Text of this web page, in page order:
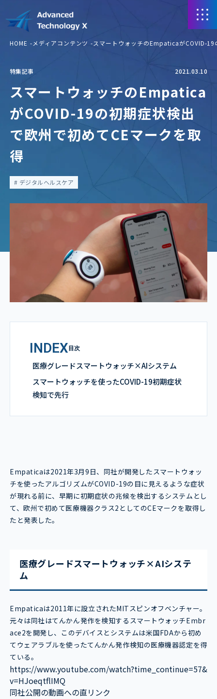
HOME メディアコンテンツ スマートウォッチのEmpaticaがCOVID-
特集記事 2021.03.10
スマートウォッチのEmpatica
がCOVID-19の初期症状検出
で欧州で初めてCEマークを取
得
デジタルヘルスケア
INDEX 目次
医療グレードスマートウォッチ×AIシステム
スマートウォッチを使ったCOVID-19初期症状
検知で先行
Empaticaは2021年3月9日、同社が開発したスマートウォッ
チを使ったアルゴリズムがCOVID-19の目に見えるような症状
が現れる前に、早期に初期症状の兆候を検出するシステムとし
て、欧州で初めて医療機器クラス2としてのCEマークを取得し
たと発表した。
医療グレードスマートウォッチ×AIシステ
ム
Empaticaは2011年に設立されたMITスピンオフベンチャー。
元々は同社はてんかん発作を検知するスマートウォッチEmbr
ace2を開発し、このデバイスとシステムは米国FDAから初め
てウェアラブルを使ったてんかん発作検知の医療機器認定を得
ている。
https://www.youtube.com/watch?time_continue=57&
v=HJoeqtflIMQ
同社公開の動画への直リンク